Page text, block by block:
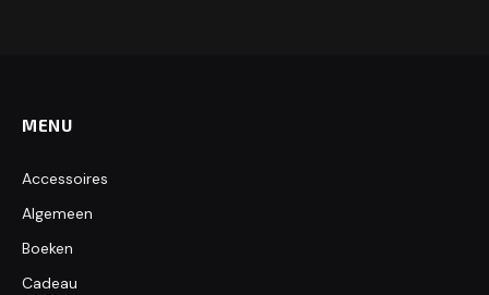
MENU
Accessoires
Algemeen
Boeken
Cadeau